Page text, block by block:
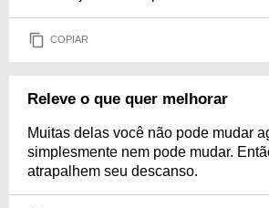
COPIAR
Releve o que quer melhorar
Muitas delas você não pode mudar
simplesmente nem pode mudar.
atrapalhem seu descanso.